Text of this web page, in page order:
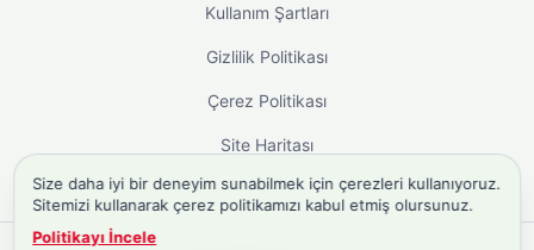
Kullanım Şartları
Gizlilik Politikası
Çerez Politikası
Site Haritası
Size daha iyi bir deneyim sunabilmek için çerezleri kullanıyoruz.
Sitemizi kullanarak çerez politikamızı kabul etmiş olursunuz.
Politikayı İncele